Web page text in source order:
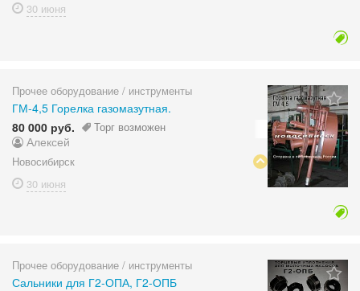
30 июня
Прочее оборудование / инструменты
ГМ-4,5 Горелка газомазутная.
80 000 руб.
Торг возможен
Алексей
Новосибирск
30 июня
Прочее оборудование / инструменты
Сальники для Г2-ОПА, Г2-ОПБ